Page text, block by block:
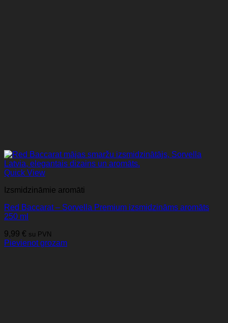
Quick View
Izsmidzināmie aromāti
Red Baccarat – Sorvella Premium izsmidzināms aromāts
250 ml
9,99 € su PVN
Pievienot grozam